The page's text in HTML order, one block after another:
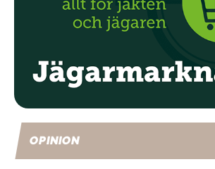
OPINION